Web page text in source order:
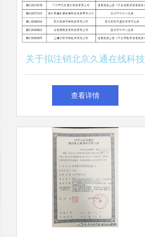
关于拟注销北京久通在线科技
发展有限责任公司等8家企业
的公示
查看详情